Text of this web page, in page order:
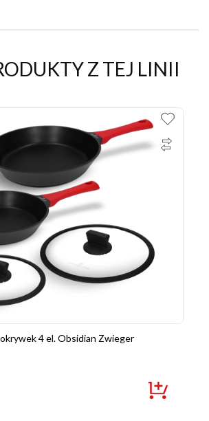
Z TEJ LINII
4 el. Obsidian Zwieger